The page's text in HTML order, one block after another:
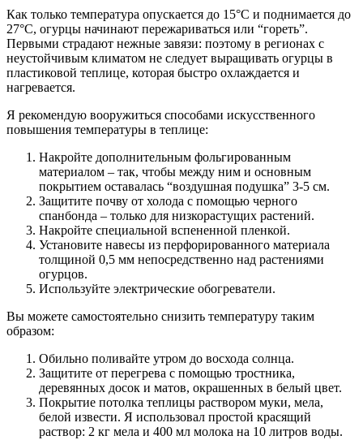
Как только температура опускается до 15°C и поднимается до
27°C, огурцы начинают пережариваться или “гореть”.
Первыми страдают нежные завязи: поэтому в регионах с
неустойчивым климатом не следует выращивать огурцы в
пластиковой теплице, которая быстро охлаждается и
нагревается.
Я рекомендую вооружиться способами искусственного
повышения температуры в теплице:
Накройте дополнительным фольгированным
материалом – так, чтобы между ним и основным
покрытием оставалась “воздушная подушка” 3-5 см.
Защитите почву от холода с помощью черного
спанбонда – только для низкорастущих растений.
Накройте специальной вспененной пленкой.
Установите навесы из перфорированного материала
толщиной 0,5 мм непосредственно над растениями
огурцов.
Используйте электрические обогреватели.
Вы можете самостоятельно снизить температуру таким
образом:
Обильно поливайте утром до восхода солнца.
Защитите от перегрева с помощью тростника,
деревянных досок и матов, окрашенных в белый цвет.
Покрытие потолка теплицы раствором муки, мела,
белой извести. Я использовал простой красящий
раствор: 2 кг мела и 400 мл молока на 10 литров воды.